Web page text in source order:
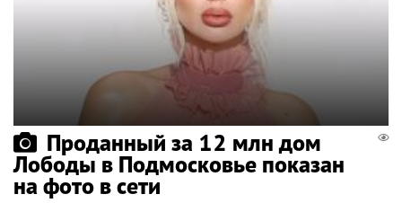
Проданный за 12 млн дом
Лободы в Подмосковье показан
на фото в сети